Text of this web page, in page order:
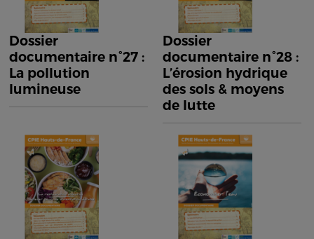
Dossier
documentaire n°27 :
La pollution
lumineuse
Dossier
documentaire n°28 :
L’érosion hydrique
des sols & moyens
de lutte